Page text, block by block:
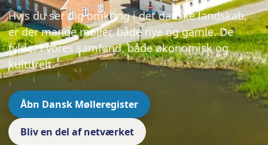
Hvis du ser dig omkring i det danske landskab,
er der mange møller, både nye og gamle. De
fylder i vores samfund, både økonomisk og
kulturelt.
Åbn Dansk Mølleregister
Bliv en del af netværket